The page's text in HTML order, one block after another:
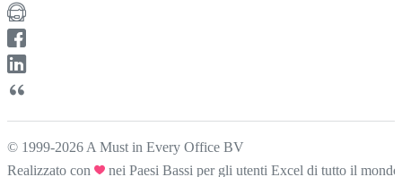
© 1999-2026 A Must in Every Office BV
Realizzato con
nei Paesi Bassi per gli utenti Excel di tutto il mondo